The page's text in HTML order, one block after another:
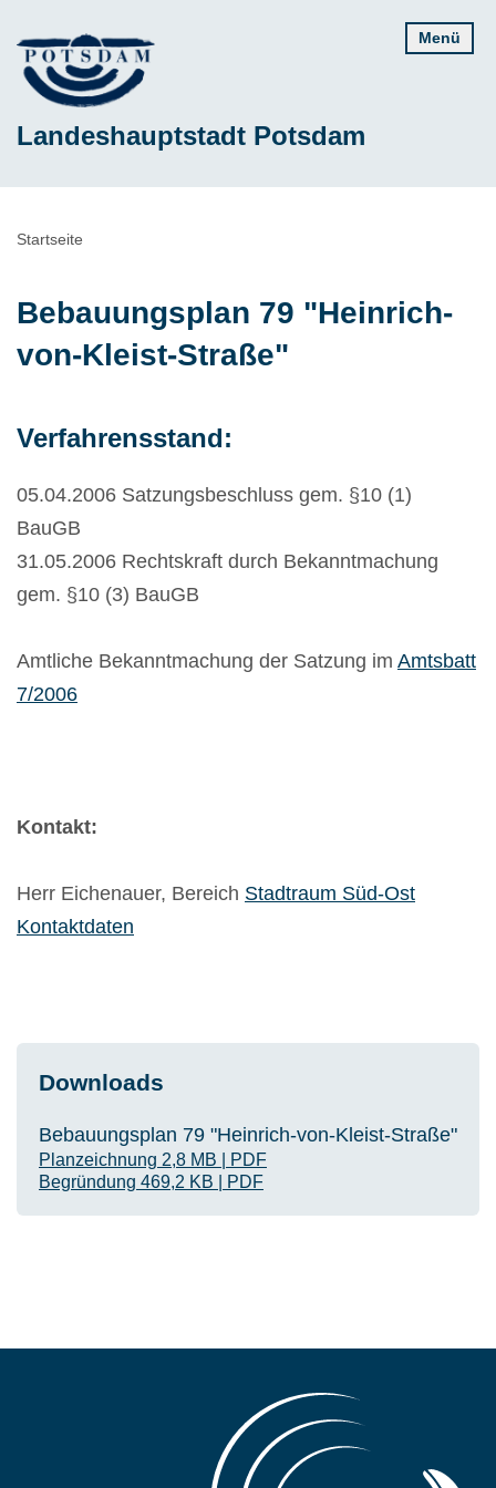
zum
Inhalt
Landeshauptstadt Potsdam
Menü
Pfadnavigation
Startseite
Bebauungsplan 79 "Heinrich-
von-Kleist-Straße"
Verfahrensstand:
05.04.2006 Satzungsbeschluss gem. §10 (1)
BauGB
31.05.2006 Rechtskraft durch Bekanntmachung
gem. §10 (3) BauGB
Amtliche Bekanntmachung der Satzung im Amtsbatt
7/2006
Kontakt:
Herr Eichenauer, Bereich Stadtraum Süd-Ost
Kontaktdaten
Downloads
Bebauungsplan 79 "Heinrich-von-Kleist-Straße"
Planzeichnung 2,8 MB
PDF
Begründung 469,2 KB PDF